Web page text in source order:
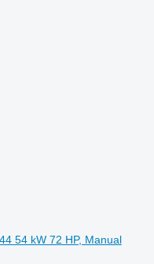
54 kW 72 HP, Manual